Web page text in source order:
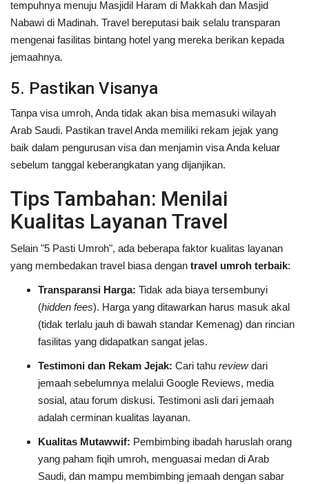
tempuhnya menuju Masjidil Haram di Makkah dan Masjid
Nabawi di Madinah. Travel bereputasi baik selalu transparan
mengenai fasilitas bintang hotel yang mereka berikan kepada
jemaahnya.
5. Pastikan Visanya
Tanpa visa umroh, Anda tidak akan bisa memasuki wilayah
Arab Saudi. Pastikan travel Anda memiliki rekam jejak yang
baik dalam pengurusan visa dan menjamin visa Anda keluar
sebelum tanggal keberangkatan yang dijanjikan.
Tips Tambahan: Menilai
Kualitas Layanan Travel
Selain "5 Pasti Umroh", ada beberapa faktor kualitas layanan
yang membedakan travel biasa dengan travel umroh terbaik:
Transparansi Harga: Tidak ada biaya tersembunyi
(hidden fees). Harga yang ditawarkan harus masuk akal
(tidak terlalu jauh di bawah standar Kemenag) dan rincian
fasilitas yang didapatkan sangat jelas.
Testimoni dan Rekam Jejak: Cari tahu review dari
jemaah sebelumnya melalui Google Reviews, media
sosial, atau forum diskusi. Testimoni asli dari jemaah
adalah cerminan kualitas layanan.
Kualitas Mutawwif: Pembimbing ibadah haruslah orang
yang paham fiqih umroh, menguasai medan di Arab
Saudi, dan mampu membimbing jemaah dengan sabar